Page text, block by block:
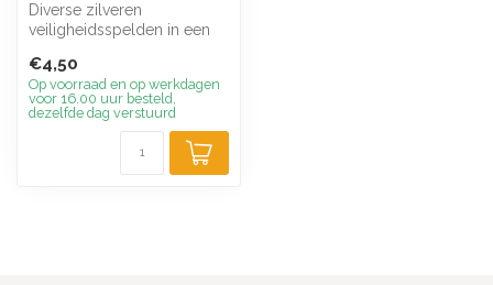
Diverse zilveren
veiligheidsspelden in een
50 stu...
€4,50
Op voorraad en op werkdagen
voor 16.00 uur besteld,
dezelfde dag verstuurd